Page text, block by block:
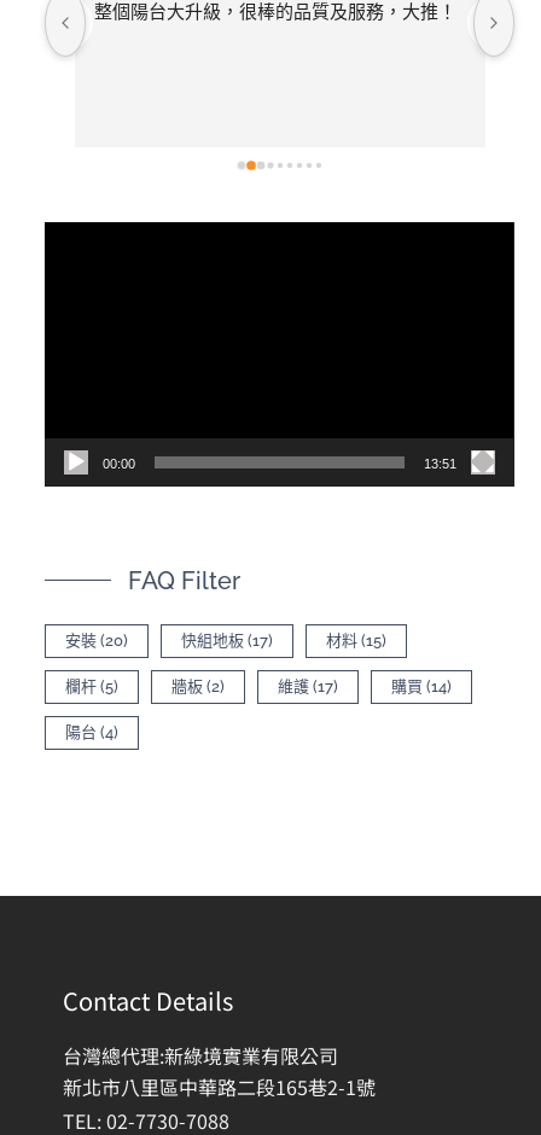
整個陽台大升級，很棒的品質及服務，大推！
00:00 13:51
FAQ Filter
安裝 (20) 快組地板 (17) 材料 (15)
欄杆 (5) 牆板 (2) 維護 (17) 購買 (14)
陽台 (4)
Contact Details
台灣總代理:新綠境實業有限公司
新北市八里區中華路二段165巷2-1號
TEL: 02-7730-7088